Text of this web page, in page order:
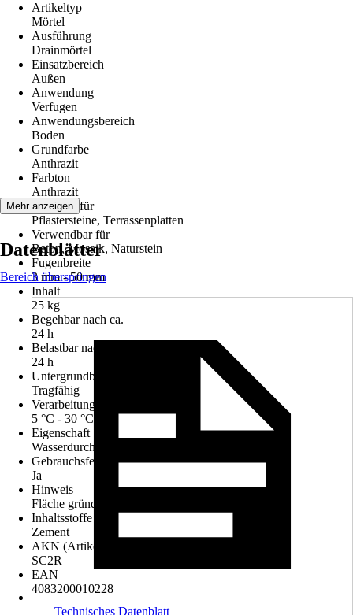
Artikeltyp
Mörtel
Ausführung
Drainmörtel
Einsatzbereich
Außen
Anwendung
Verfugen
Anwendungsbereich
Boden
Grundfarbe
Anthrazit
Farbton
Anthrazit
Geeignet für
Pflastersteine, Terrassenplatten
Verwendbar für
Beton, Mosaik, Naturstein
Fugenbreite
3 mm - 50 mm
Inhalt
25 kg
Begehbar nach ca.
24 h
Belastbar nach
24 h
Untergrundbeschaffenheit
Tragfähig
Verarbeitungstemperatur
5 °C - 30 °C
Eigenschaft
Wasserdurchlässig, Witterungsbeständig
Gebrauchsfertig
Ja
Hinweis
Fläche gründlich vornässen
Inhaltsstoffe
Zement
AKN (Artikelkurznummer)
SC2R
EAN
4083200010228
Mehr anzeigen
Datenblätter
Bereich überspringen
Technisches Datenblatt